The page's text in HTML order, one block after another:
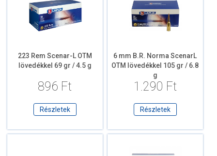
223 Rem Scenar-L OTM
lövedékkel 69 gr / 4.5 g
896 Ft
Részletek
6 mm B.R. Norma ScenarL
OTM lövedékkel 105 gr / 6.8
g
1.290 Ft
Részletek